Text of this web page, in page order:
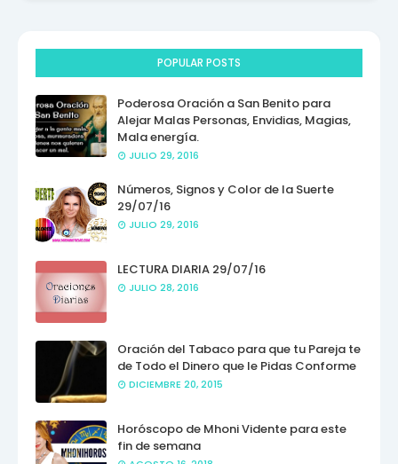
POPULAR POSTS
Poderosa Oración a San Benito para
Alejar Malas Personas, Envidias, Magias,
Mala energía.
JULIO 29, 2016
Números, Signos y Color de la Suerte
29/07/16
JULIO 29, 2016
LECTURA DIARIA 29/07/16
JULIO 28, 2016
Oración del Tabaco para que tu Pareja te
de Todo el Dinero que le Pidas Conforme
DICIEMBRE 20, 2015
Horóscopo de Mhoni Vidente para este
fin de semana